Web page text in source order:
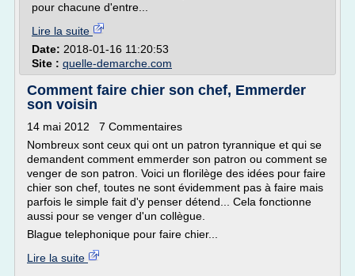
pour chacune d'entre...
Lire la suite
Date: 2018-01-16 11:20:53
Site : quelle-demarche.com
Comment faire chier son chef, Emmerder
son voisin
14 mai 2012 7 Commentaires
Nombreux sont ceux qui ont un patron tyrannique et qui se
demandent comment emmerder son patron ou comment se
venger de son patron. Voici un florilège des idées pour faire
chier son chef, toutes ne sont évidemment pas à faire mais
parfois le simple fait d'y penser détend... Cela fonctionne
aussi pour se venger d'un collègue.
Blague telephonique pour faire chier...
Lire la suite